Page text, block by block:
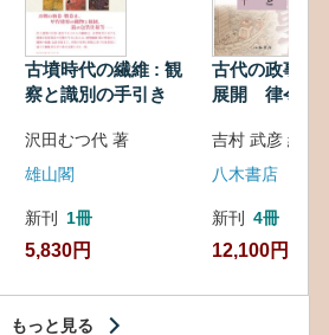
古墳時代の繊維 : 観
察と識別の手引き
沢田むつ代 著
雄山閣
新刊 1冊
5,830円
古代の政事と
展開 律令・
吉村 武彦 編集
八木書店
新刊 4冊
12,100円
もっと見る